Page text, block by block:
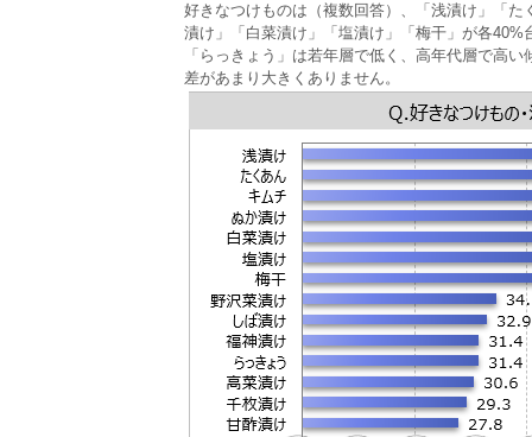
好きなつけものは（複数回答）、「浅漬け」「
漬け」「白菜漬け」「塩漬け」「梅干」が各
「らっきょう」は若年層で低く、高年代層で高
差があまり大きくありません。